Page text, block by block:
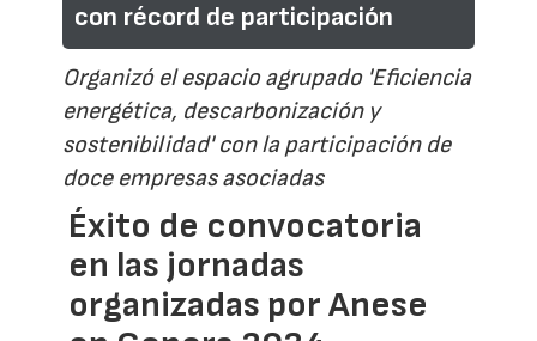
con récord de participación
Organizó el espacio agrupado 'Eficiencia
energética, descarbonización y
sostenibilidad' con la participación de
doce empresas asociadas
Éxito de convocatoria
en las jornadas
organizadas por Anese